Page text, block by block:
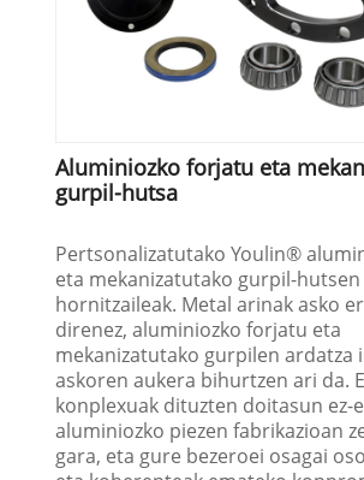
Aluminiozko forjatu eta
gurpil-hutsa
Pertsonalizatutako Youlin®
eta mekanizatutako gurpil-hutsen
hornitzaileak. Metal arinak asko
direnez, aluminiozko forjatu eta
mekanizatutako gurpilen ardatza
askoren aukera bihurtzen ari da.
konplexuak dituzten doitasun ez-
aluminiozko piezen fabrikazioan
gara, eta gure bezeroei osagai